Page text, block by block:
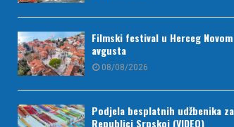
Filmski festival u Herceg
avgusta
08/08/2026
Podjela besplatnih udžbenika
Republici Srpskoj (VIDEO)